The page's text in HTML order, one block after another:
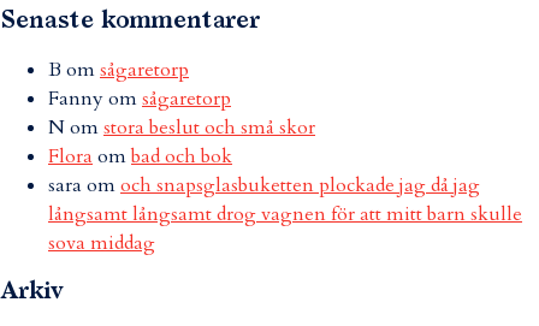
Senaste kommentarer
B omsågaretorp
Fannyomsågaretorp
Nomstora beslut och små skor
Flora ombad och bok
sara omoch snapsglasbuketten plockade jag då jag
långsamt långsamt drog vagnen för att mitt barn skulle
sova middag
Arkiv